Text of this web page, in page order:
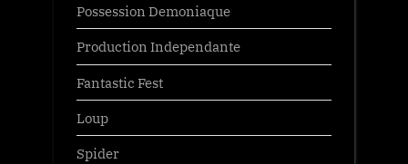
Possession Demoniaque
Production Independante
Fantastic Fest
Loup
Spider